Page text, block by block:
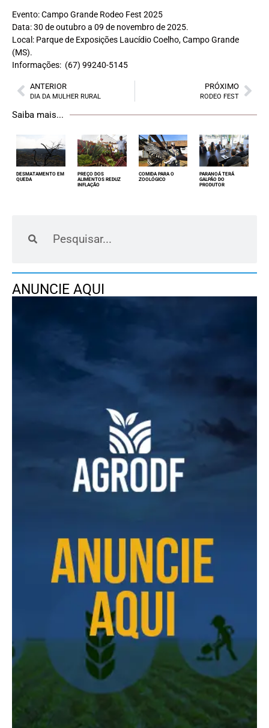
Evento: Campo Grande Rodeo Fest 2025
Data: 30 de outubro a 09 de novembro de 2025.
Local: Parque de Exposições Laucídio Coelho, Campo Grande
(MS).
Informações: (67) 99240-5145
ANTERIOR
DIA DA MULHER RURAL
PRÓXIMO
RODEO FEST
Saiba mais...
DESMATAMENTO EM
QUEDA
PREÇO DOS
ALIMENTOS REDUZ
INFLAÇÃO
COMIDA PARA O
ZOOLÓGICO
PARANOÁ TERÁ
GALPÃO DO
PRODUTOR
ANUNCIE AQUI